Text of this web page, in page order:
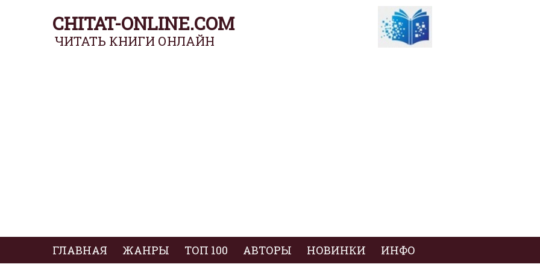
CHITAT-ONLINE.COM
ЧИТАТЬ КНИГИ ОНЛАЙН
ГЛАВНАЯ ЖАНРЫ ТОП 100 АВТОРЫ НОВИНКИ ИНФО